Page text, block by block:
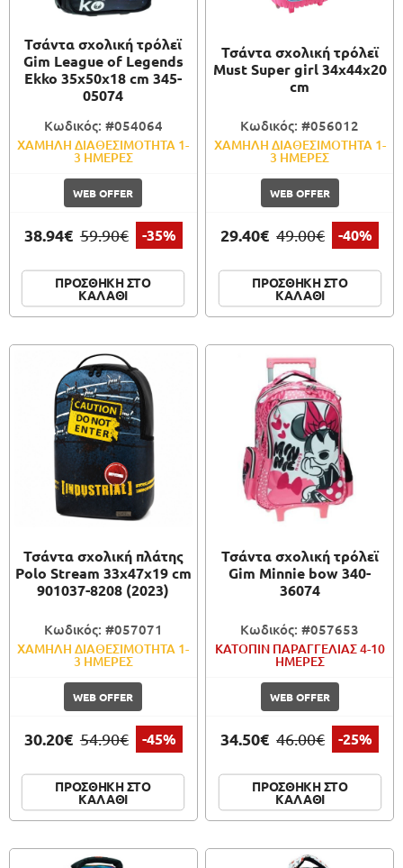
Τσάντα σχολική τρόλεϊ
Gim League of Legends
Ekko 35x50x18 cm 345-
05074
Κωδικός: #054064
ΧΑΜΗΛΗ ΔΙΑΘΕΣΙΜΟΤΗΤΑ 1-
3 ΗΜΕΡΕΣ
WEB OFFER
38.94€ 59.90€ -35%
ΠΡΟΣΘΗΚΗ ΣΤΟ
ΚΑΛΑΘΙ
Τσάντα σχολική τρόλεϊ
Must Super girl 34x44x20
cm
Κωδικός: #056012
ΧΑΜΗΛΗ ΔΙΑΘΕΣΙΜΟΤΗΤΑ 1-
3 ΗΜΕΡΕΣ
WEB OFFER
29.40€ 49.00€ -40%
ΠΡΟΣΘΗΚΗ ΣΤΟ
ΚΑΛΑΘΙ
Τσάντα σχολική πλάτης
Polo Stream 33x47x19 cm
901037-8208 (2023)
Κωδικός: #057071
ΧΑΜΗΛΗ ΔΙΑΘΕΣΙΜΟΤΗΤΑ 1-
3 ΗΜΕΡΕΣ
WEB OFFER
30.20€ 54.90€ -45%
ΠΡΟΣΘΗΚΗ ΣΤΟ
ΚΑΛΑΘΙ
Τσάντα σχολική τρόλεϊ
Gim Minnie bow 340-
36074
Κωδικός: #057653
ΚΑΤΟΠΙΝ ΠΑΡΑΓΓΕΛΙΑΣ 4-10
ΗΜΕΡΕΣ
WEB OFFER
34.50€ 46.00€ -25%
ΠΡΟΣΘΗΚΗ ΣΤΟ
ΚΑΛΑΘΙ